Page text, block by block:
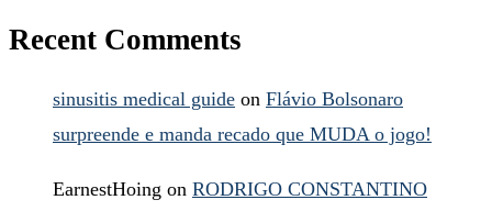
Recent Comments
sinusitis medical guide on Flávio Bolsonaro
surpreende e manda recado que MUDA o jogo!
EarnestHoing on RODRIGO CONSTANTINO